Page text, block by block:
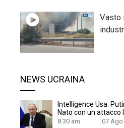
Vasto
NEWS UCRAINA
Intelligence Usa:
Nato con un
8:30 am 07 Ago